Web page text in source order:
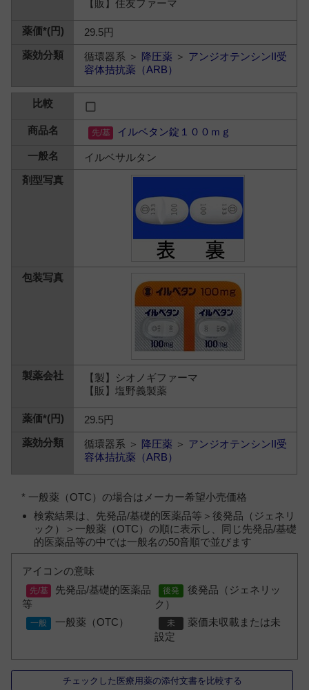
【販】住友ファーマ
29.5円
循環器系 ＞ 降圧薬 ＞ アンジオテンシンII受
容体拮抗薬（ARB）
イルベタン錠１００ｍｇ
イルベサルタン
【製】シオノギファーマ
【販】塩野義製薬
29.5円
循環器系 ＞ 降圧薬 ＞ アンジオテンシンII受
容体拮抗薬（ARB）
* 一般薬（OTC）の場合はメーカー希望小売価格
検索結果は、先発品/基礎的医薬品等＞後発品（ジェネリ
ック）＞一般薬（OTC）の順に表示し、同じ先発品/基礎
的医薬品等の中では一般名の50音順で並びます
アイコンの意味
先発品/基礎的医薬品
等
後発品（ジェネリッ
ク）
一般薬（OTC）
薬価未収載または未
設定
チェックした医療用薬の添付文書を比較する